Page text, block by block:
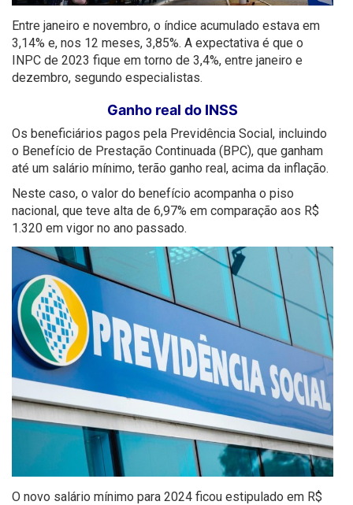
Entre janeiro e novembro, o índice acumulado estava em
3,14% e, nos 12 meses, 3,85%. A expectativa é que o
INPC de 2023 fique em torno de 3,4%, entre janeiro e
dezembro, segundo especialistas.
Ganho real do INSS
Os beneficiários pagos pela Previdência Social, incluindo
o Benefício de Prestação Continuada (BPC), que ganham
até um salário mínimo, terão ganho real, acima da inflação.
Neste caso, o valor do benefício acompanha o piso
nacional, que teve alta de 6,97% em comparação aos R$
1.320 em vigor no ano passado.
O novo salário mínimo para 2024 ficou estipulado em R$